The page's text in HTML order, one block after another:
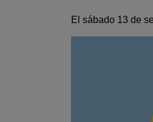
El sábado 13 de